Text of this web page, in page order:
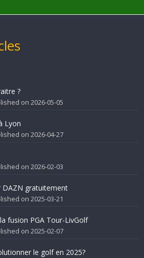
?
on 2026-05-05
Lyon
on 2026-04-27
on 2026-02-03
DAZN gratuitement
on 2025-03-21
fusion PGA Tour-LivGolf
on 2025-02-07
le golf en 2025?